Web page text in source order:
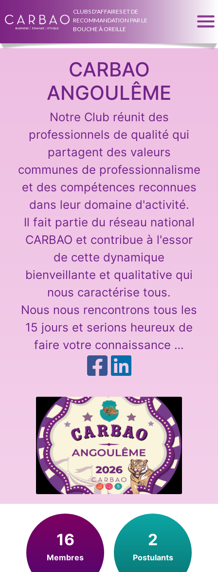
CLUBS D'AFFAIRES ET DE
RECOMMANDATION PAR LE
BOUCHE À OREILLE
CARBAO
ANGOULÊME
Notre Club réunit des
professionnels de qualité qui
partagent des valeurs
communes de professionnalisme
et des compétences reconnues
dans leur domaine d'activité.
Il fait partie du réseau national
CARBAO et contribue à l'essor
de cette dynamique
bienveillante et qualitative qui
nous caractérise tous.
Nous nous rencontrons tous les
15 jours et serions heureux de
faire votre connaissance …
16
Membres
2
Postulants